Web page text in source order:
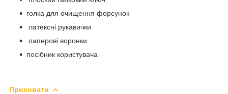
голка для очищення форсунок
латексні рукавички
паперові воронки
посібник користувача
Приховати